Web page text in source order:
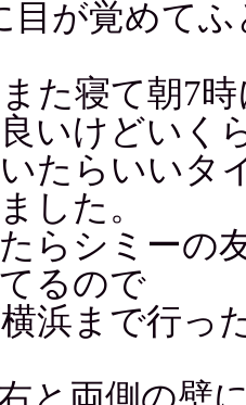
目が覚めて
た寝て朝7
いけどいく
たらいいタ
した。
らシミーの
るので
浜まで行っ